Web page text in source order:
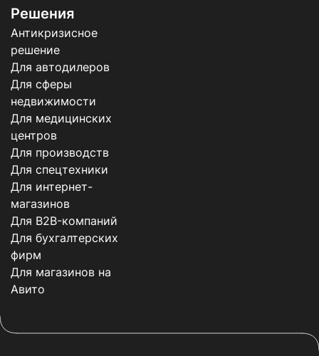
Решения
Антикризисное
решение
Для автодилеров
Для сферы
недвижимости
Для медицинских
центров
Для производств
Для спецтехники
Для интернет-
магазинов
Для B2B-компаний
Для бухгалтерских
фирм
Для магазинов на
Авито